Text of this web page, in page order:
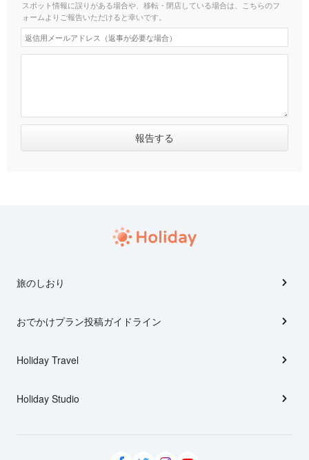
スポット情報に誤りがある場合や、移転・閉店している場合は、こちらのフ
ォームよりご報告いただけると幸いです。
旅のしおり
おでかけプラン投稿ガイドライン
Holiday Travel
Holiday Studio